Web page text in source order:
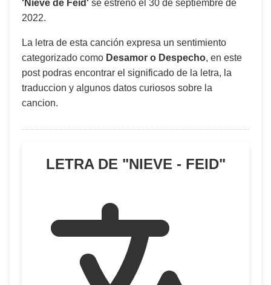
'Nieve de Feid' se estrenó el 30 de septiembre de
2022.
La letra de esta canción expresa un sentimiento
categorizado como Desamor o Despecho, en este
post podras encontrar el significado de la letra, la
traduccion y algunos datos curiosos sobre la
cancion.
LETRA DE "NIEVE - FEID"